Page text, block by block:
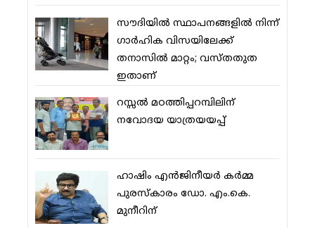
സൗദിയില്‍ സ്ഥാപനങ്ങളില്‍ നിന്ന്
ഗാര്‍ഹിക വിസയിലേക്ക്
തനാസില്‍ മാറ്റം; വസ്തതുത
ഇതാണ്
റസ്സല്‍ മഠത്തിപ്പറമ്പിലിന്
നവോദയ യാത്രയയപ്പ്
ഹാഷിം എന്‍ജിനീയര്‍ കര്‍മ്മ
പുരസ്‌കാരം ഡോ. എം.കെ.
മുനീറിന്